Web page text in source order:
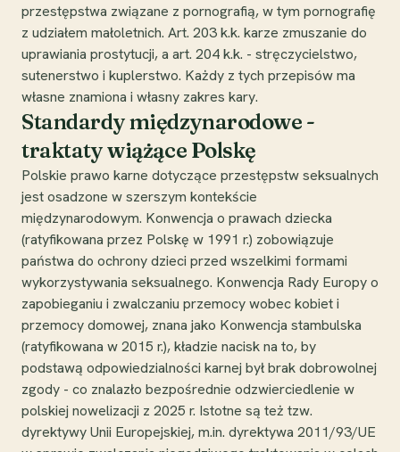
przestępstwa związane z pornografią, w tym pornografię
z udziałem małoletnich. Art. 203 k.k. karze zmuszanie do
uprawiania prostytucji, a art. 204 k.k. - stręczycielstwo,
sutenerstwo i kuplerstwo. Każdy z tych przepisów ma
własne znamiona i własny zakres kary.
Standardy międzynarodowe -
traktaty wiążące Polskę
Polskie prawo karne dotyczące przestępstw seksualnych
jest osadzone w szerszym kontekście
międzynarodowym. Konwencja o prawach dziecka
(ratyfikowana przez Polskę w 1991 r.) zobowiązuje
państwa do ochrony dzieci przed wszelkimi formami
wykorzystywania seksualnego. Konwencja Rady Europy o
zapobieganiu i zwalczaniu przemocy wobec kobiet i
przemocy domowej, znana jako Konwencja stambulska
(ratyfikowana w 2015 r.), kładzie nacisk na to, by
podstawą odpowiedzialności karnej był brak dobrowolnej
zgody - co znalazło bezpośrednie odzwierciedlenie w
polskiej nowelizacji z 2025 r. Istotne są też tzw.
dyrektywy Unii Europejskiej, m.in. dyrektywa 2011/93/UE